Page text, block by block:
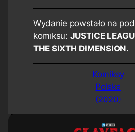
Wydanie powstało na
komiksu: JUSTICE
THE SIXTH DIMENSION.
Komiksy
Polska
(2020)